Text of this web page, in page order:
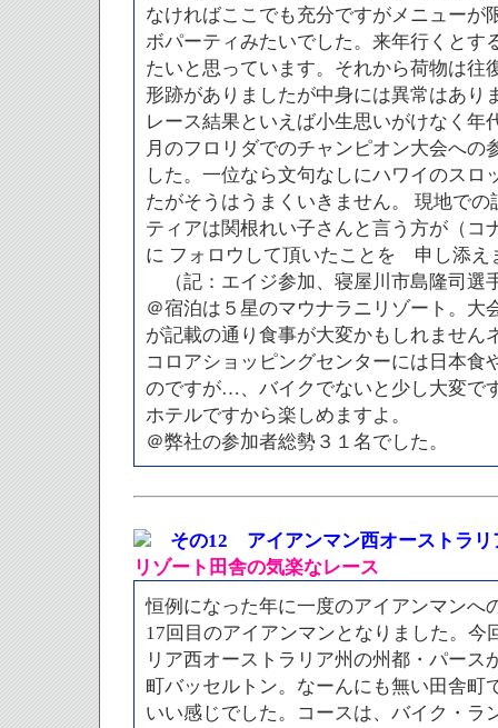
なければここでも充分ですがメニューが
ボパーティみたいでした。来年行くとす
たいと思っています。それから荷物は往
形跡がありましたが中身には異常はあり
レース結果といえば小生思いがけなく年
月のフロリダでのチャンピオン大会への
した。一位なら文句なしにハワイのスロ
たがそうはうまくいきません。 現地で
ティアは関根れい子さんと言う方が（コ
に フォロウして頂いたことを 申し添え
（記：エイジ参加、寝屋川市島隆司選
＠宿泊は５星のマウナラニリゾート。大
が記載の通り食事が大変かもしれません
コロアショッピングセンターには日本食
のですが…、バイクでないと少し大変で
ホテルですから楽しめますよ。
＠弊社の参加者総勢３１名でした。
その12 アイアンマン西オーストラリ
リゾート田舎の気楽なレース
恒例になった年に一度のアイアンマンへ
17回目のアイアンマンとなりました。今
リア西オーストラリア州の州都・パース
町バッセルトン。なーんにも無い田舎町
いい感じでした。コースは、バイク・ラ